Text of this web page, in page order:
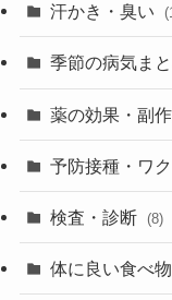
汗かき・臭い
季節の病気ま
薬の効果・副
予防接種・ワ
検査・診断 (8)
体に良い食べ物